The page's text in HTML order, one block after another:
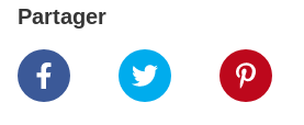
Partager